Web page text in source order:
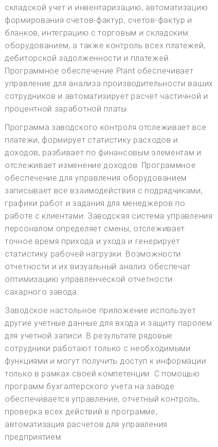
складской учет и инвентаризацию, автоматизацию
формирования счетов-фактур, счетов-фактур и
бланков, интеграцию с торговым и складским
оборудованием, а также контроль всех платежей,
дебиторской задолженности и платежей.
Программное обеспечение Plant обеспечивает
управление для анализа производительности ваших
сотрудников и автоматизирует расчет частичной и
процентной заработной платы.
Программа заводского контроля отслеживает все
платежи, формирует статистику расходов и
доходов, разбивает по финансовым элементам и
отслеживает изменение доходов. Программное
обеспечение для управления оборудованием
записывает все взаимодействия с подрядчиками,
графики работ и задания для менеджеров по
работе с клиентами. Заводская система управления
персоналом определяет смены, отслеживает
точное время прихода и ухода и генерирует
статистику рабочей нагрузки. Возможности
отчетности и их визуальный анализ обеспечат
оптимизацию управленческой отчетности
сахарного завода.
Заводское настольное приложение использует
другие учетные данные для входа и защиту паролем
для учетной записи. В результате рядовые
сотрудники работают только с необходимыми
функциями и могут получить доступ к информации
только в рамках своей компетенции. С помощью
программ бухгалтерского учета на заводе
обеспечивается управление, отчетный контроль,
проверка всех действий в программе,
автоматизация расчетов для управления
предприятием.